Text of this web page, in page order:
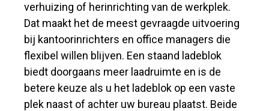
verhuizing of herinrichting van de werkplek.
Dat maakt het de meest gevraagde uitvoering
bij kantoorinrichters en office managers die
flexibel willen blijven. Een staand ladeblok
biedt doorgaans meer laadruimte en is de
betere keuze als u het ladeblok op een vaste
plek naast of achter uw bureau plaatst. Beide